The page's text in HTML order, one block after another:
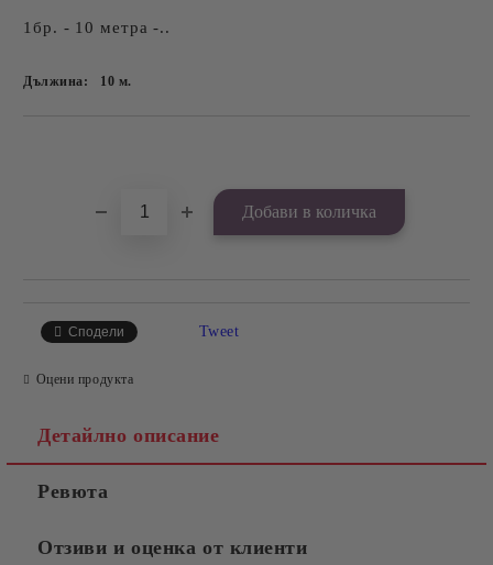
1бр. - 10 метра -..
Дължина: 10 м.
Сподели Tweet
Оцени продукта
Детайлно описание
Ревюта
Отзиви и оценка от клиенти